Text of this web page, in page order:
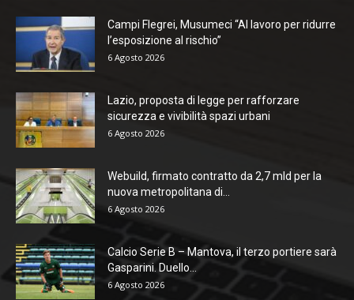
Campi Flegrei, Musumeci “Al lavoro per ridurre
l’esposizione al rischio”
6 Agosto 2026
Lazio, proposta di legge per rafforzare
sicurezza e vivibilità spazi urbani
6 Agosto 2026
Webuild, firmato contratto da 2,7 mld per la
nuova metropolitana di...
6 Agosto 2026
Calcio Serie B – Mantova, il terzo portiere sarà
Gasparini. Duello...
6 Agosto 2026